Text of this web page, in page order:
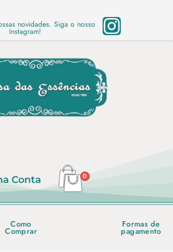
novidades. Siga o nosso
Instagram!
Conta 0
Como
Comprar
Formas de
pagamento